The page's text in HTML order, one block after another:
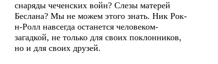
снаряды чеченских войн? Слезы матерей
Беслана? Мы не можем этого знать. Ник Рок-
н-Ролл навсегда останется человеком-
загадкой, не только для своих поклонников,
но и для своих друзей.